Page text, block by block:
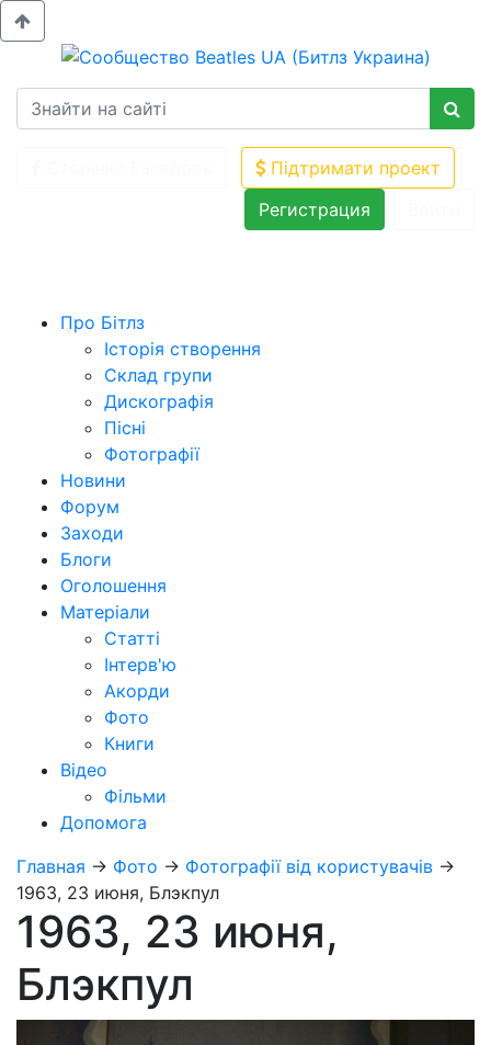
Підтримати проект
Регистрация
Про Бітлз
Історія створення
Склад групи
Дискографія
Пісні
Фотографії
Новини
Форум
Заходи
Блоги
Оголошення
Матеріали
Статті
Інтерв'ю
Акорди
Фото
Книги
Відео
Фільми
Допомога
Главная → Фото → Фотографії від користувачів →
1963, 23 июня, Блэкпул
1963, 23 июня,
Блэкпул